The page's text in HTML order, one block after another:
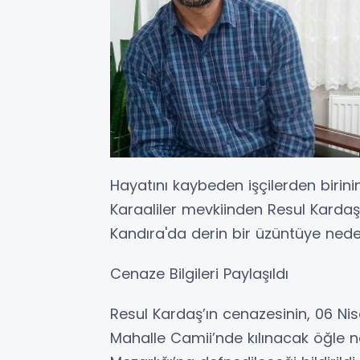
Hayatını kaybeden işçilerden
Karaaliler mevkiinden Resul
Kandıra'da derin bir üzüntüye
Cenaze Bilgileri Paylaşıldı
Resul Kardaş’ın cenazesinin, 06
Mahalle Camii’nde kılınacak